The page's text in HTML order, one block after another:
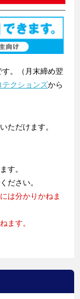
。（月末締め翌
テクションズから
ただけます。
す。
ださい。
は分かりかねま
ます。